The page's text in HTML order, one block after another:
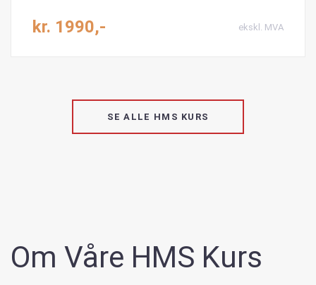
kr. 1990,- ekskl. MVA
SE ALLE HMS KURS
Om Våre HMS Kurs